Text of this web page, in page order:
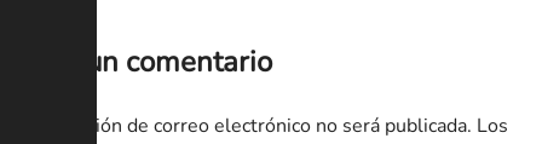
Deja un comentario
Tu dirección de correo electrónico no será publicada. Los